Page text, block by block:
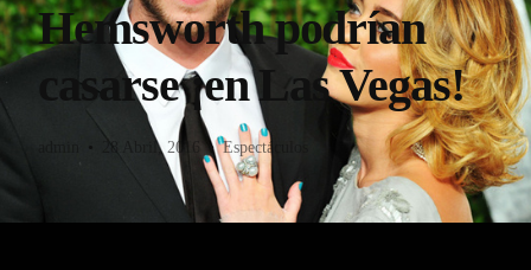
Hemsworth podrían
casarse ¡en Las Vegas!
28 Abril, 2016 Espectáculos